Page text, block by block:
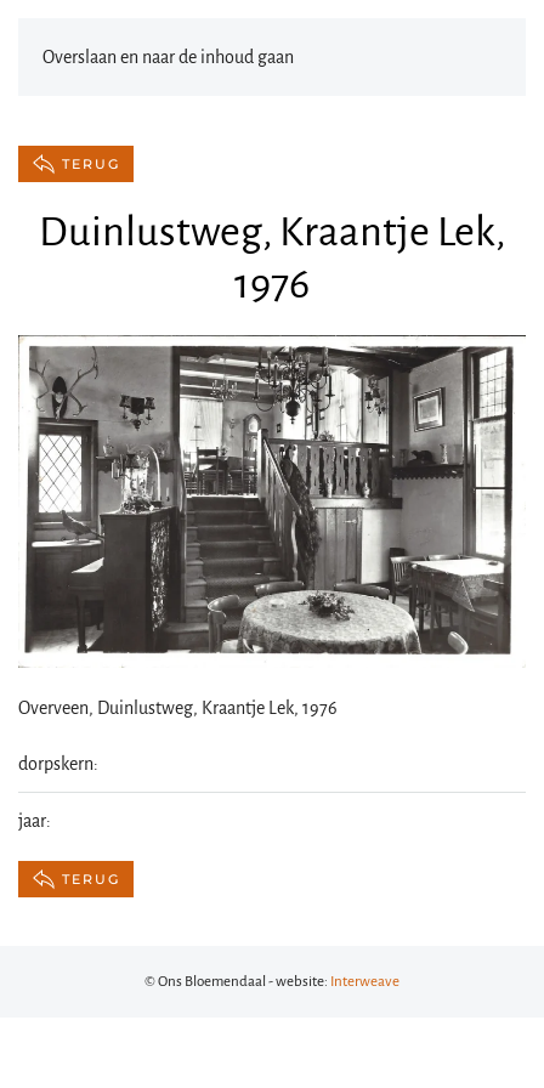
Overslaan en naar de inhoud gaan
TERUG
Duinlustweg, Kraantje Lek,
1976
Overveen, Duinlustweg, Kraantje Lek, 1976
dorpskern:
jaar:
TERUG
© Ons Bloemendaal - website: Interweave